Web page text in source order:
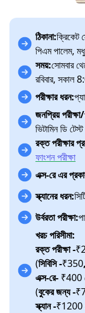
ঠিকানা:ক্রিকেট
পিএম পালেম,
সময়:সোমবার
রবিবার,
পরীক্ষার ধরন:
জনপ্রিয়
ভিটামিন ডি টেস্ট
রক্ত পরীক্ষার
ফাংশন পরীক্ষা
এক্স-রে এর
স্ক্যানের ধরন:
উর্বরতা পরীক্ষা:
খরচ পরিসীমা:
রক্ত পরীক্ষা -
(সিবিসি -₹350
এক্স-রে- ₹400
(বুকের জন্য -
স্ক্যান -₹1200